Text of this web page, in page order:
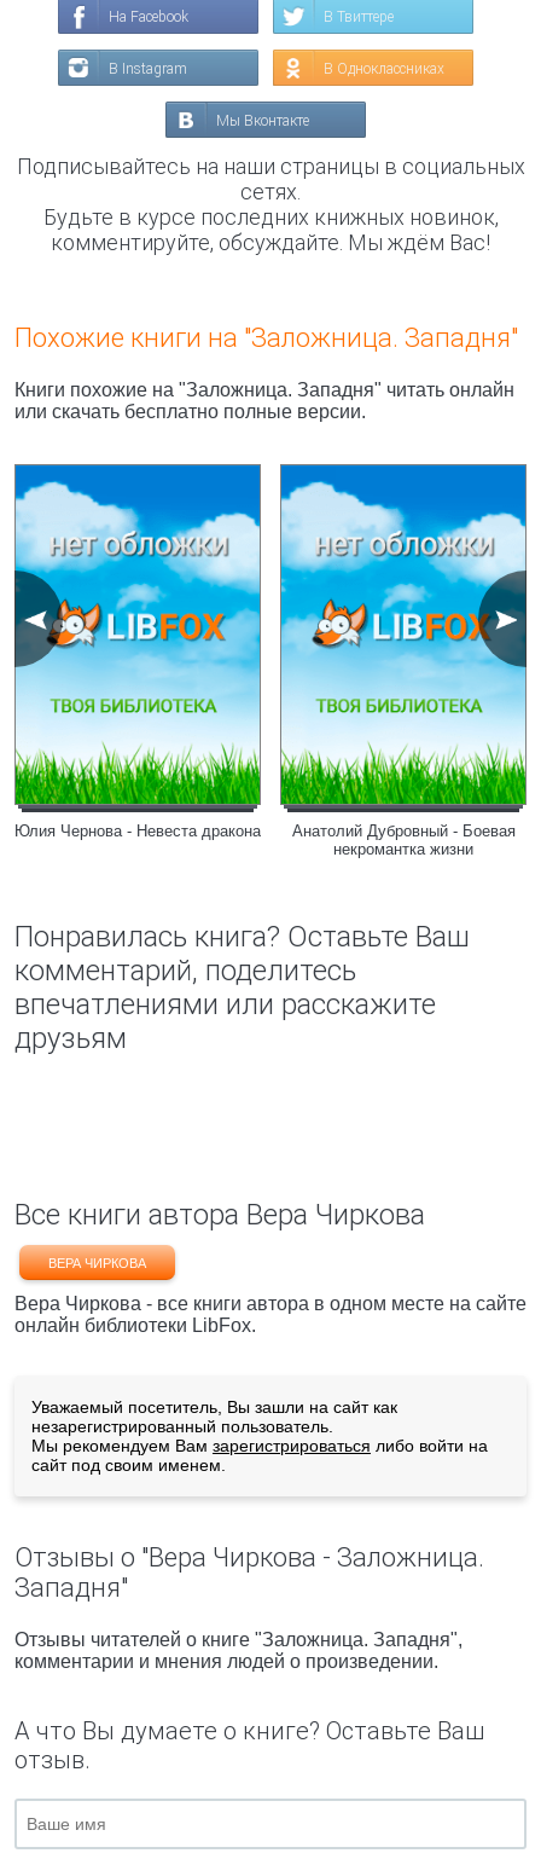
На Facebook В Твиттере
В Instagram В Одноклассниках
Мы Вконтакте
Подписывайтесь на наши страницы в социальных
сетях.
Будьте в курсе последних книжных новинок,
комментируйте, обсуждайте. Мы ждём Вас!
Похожие книги на "Заложница. Западня"
Книги похожие на "Заложница. Западня" читать онлайн
или скачать бесплатно полные версии.
Юлия Чернова - Невеста дракона
Анатолий Дубровный - Боевая
некромантка жизни
Понравилась книга? Оставьте Ваш
комментарий, поделитесь
впечатлениями или расскажите
друзьям
Все книги автора Вера Чиркова
ВЕРА ЧИРКОВА
Вера Чиркова - все книги автора в одном месте на сайте
онлайн библиотеки LibFox.
Уважаемый посетитель, Вы зашли на сайт как
незарегистрированный пользователь.
Мы рекомендуем Вам зарегистрироваться либо войти на
сайт под своим именем.
Отзывы о "Вера Чиркова - Заложница.
Западня"
Отзывы читателей о книге "Заложница. Западня",
комментарии и мнения людей о произведении.
А что Вы думаете о книге? Оставьте Ваш
отзыв.